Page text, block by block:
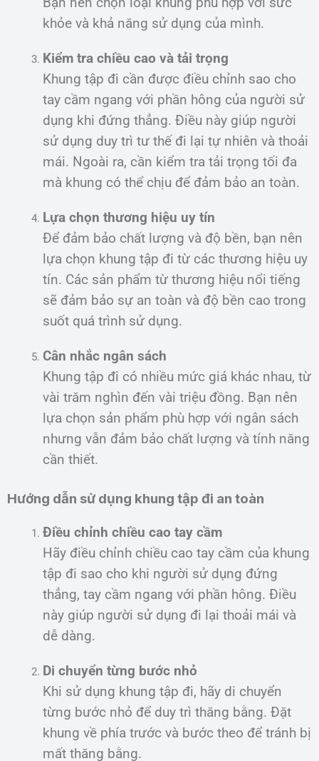
khỏe và khả năng sử dụng của mình.
Kiểm tra chiều cao và tải trọng
Khung tập đi cần được điều chỉnh sao cho
tay cầm ngang với phần hông của người sử
dụng khi đứng thẳng. Điều này giúp người
sử dụng duy trì tư thế đi lại tự nhiên và thoải
mái. Ngoài ra, cần kiểm tra tải trọng tối đa
mà khung có thể chịu để đảm bảo an toàn.
Lựa chọn thương hiệu uy tín
Để đảm bảo chất lượng và độ bền, bạn nên
lựa chọn khung tập đi từ các thương hiệu uy
tín. Các sản phẩm từ thương hiệu nổi tiếng
sẽ đảm bảo sự an toàn và độ bền cao trong
suốt quá trình sử dụng.
Cân nhắc ngân sách
Khung tập đi có nhiều mức giá khác nhau, từ
vài trăm nghìn đến vài triệu đồng. Bạn nên
lựa chọn sản phẩm phù hợp với ngân sách
nhưng vẫn đảm bảo chất lượng và tính năng
cần thiết.
Hướng dẫn sử dụng khung tập đi an toàn
Điều chỉnh chiều cao tay cầm
Hãy điều chỉnh chiều cao tay cầm của khung
tập đi sao cho khi người sử dụng đứng
thẳng, tay cầm ngang với phần hông. Điều
này giúp người sử dụng đi lại thoải mái và
dễ dàng.
Di chuyển từng bước nhỏ
Khi sử dụng khung tập đi, hãy di chuyển
từng bước nhỏ để duy trì thăng bằng. Đặt
khung về phía trước và bước theo để tránh bị
mất thăng bằng.